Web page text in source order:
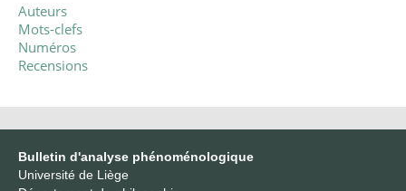
Auteurs
Mots-clefs
Numéros
Recensions
Bulletin d'analyse phénoménologique
Université de Liège